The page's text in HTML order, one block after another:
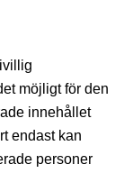
möjligt för den
innehållet
endast kan
personer